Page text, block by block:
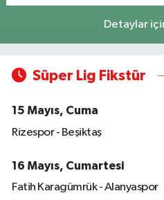
Detaylar
Süper Lig Fikstür
15 Mayıs, Cuma
Rizespor - Beşiktaş
16 Mayıs, Cumartesi
Fatih Karagümrük - Alanyaspor